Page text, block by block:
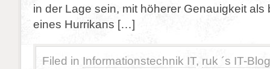
in der Lage sein, mit höherer Genauigkeit als
eines Hurrikans […]
Filed in Informationstechnik IT, ruk ´s IT-Blog